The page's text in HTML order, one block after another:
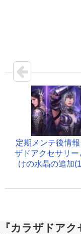
定期メンテ後情報
ザドアクセサリー
けの水晶の追加
『カラザドア